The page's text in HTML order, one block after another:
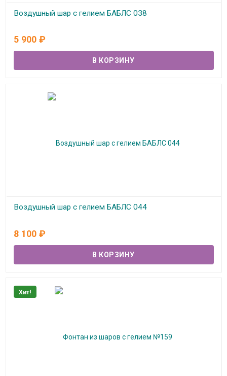
Воздушный шар с гелием БАБЛС 038
5 900 ₽
Воздушный шар с гелием БАБЛС 044
8 100 ₽
Хит!